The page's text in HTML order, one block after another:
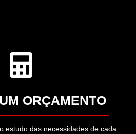
ORÇAMENTO
estudo das necessidades de cada